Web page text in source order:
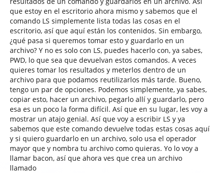
que estoy en el escritorio ahora mismo y sabemos que el
comando LS simplemente lista todas las cosas en el
escritorio, así que aquí están los contenidos. Sin embargo,
¿qué pasa si queremos tomar esto y guardarlo en un
archivo? Y no es solo con LS, puedes hacerlo con, ya sabes,
PWD, lo que sea que devuelvan estos comandos. A veces
quieres tomar los resultados y meterlos dentro de un
archivo para que podamos reutilizarlos más tarde. Bueno,
tengo un par de opciones. Podemos simplemente, ya sabes,
copiar esto, hacer un archivo, pegarlo allí y guardarlo, pero
esa es un poco la forma difícil. Así que en su lugar, les voy a
mostrar un atajo genial. Así que voy a escribir LS y ya
sabemos que este comando devuelve todas estas cosas aquí
y si quiero guardarlo en un archivo, solo usa el operador
mayor que y nombra tu archivo como quieras. Yo lo voy a
llamar bacon, así que ahora ves que crea un archivo
llamado